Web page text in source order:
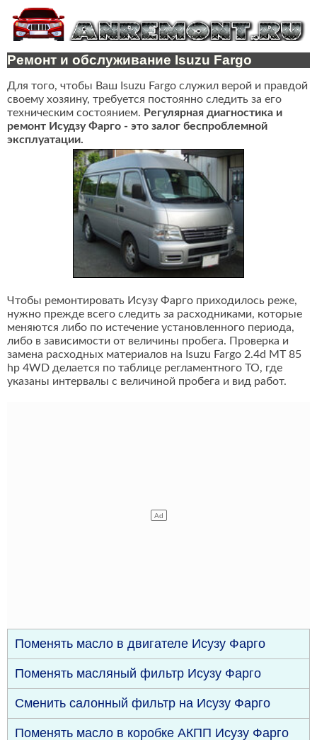
Ремонт и обслуживание Isuzu Fargo
Для того, чтобы Ваш Isuzu Fargo служил верой и правдой
своему хозяину, требуется постоянно следить за его
техническим состоянием. Регулярная диагностика и
ремонт Исудзу Фарго - это залог беспроблемной
эксплуатации.
Чтобы ремонтировать Исузу Фарго приходилось реже,
нужно прежде всего следить за расходниками, которые
меняются либо по истечение установленного периода,
либо в зависимости от величины пробега. Проверка и
замена расходных материалов на Isuzu Fargo 2.4d MT 85
hp 4WD делается по таблице регламентного ТО, где
указаны интервалы с величиной пробега и вид работ.
Поменять масло в двигателе Исузу Фарго
Поменять масляный фильтр Исузу Фарго
Сменить салонный фильтр на Исузу Фарго
Поменять масло в коробке АКПП Исузу Фарго